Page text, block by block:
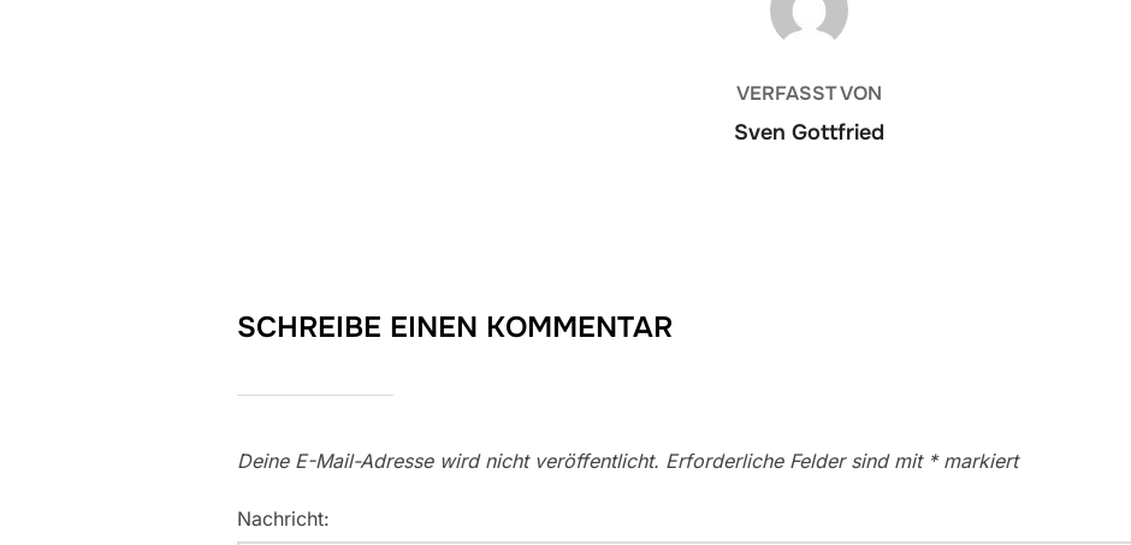
VERFASST VON
Sven Gottfried
SCHREIBE EINEN KOMMENTAR
Deine E-Mail-Adresse wird nicht veröffentlicht. Erforderliche Felder sind mit *markiert
Nachricht: